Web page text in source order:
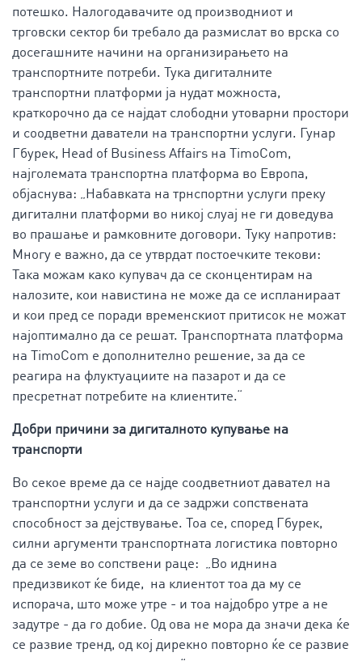
потешко. Налогодавачите од производниот и
трговски сектор би требало да размислат во врска со
досегашните начини на организирањето на
транспортните потреби. Тука дигиталните
транспортни платформи ја нудат можноста,
краткорочно да се најдат слободни утоварни простори
и соодветни даватели на транспортни услуги. Гунар
Гбурек, Head of Business Affairs на TimoCom,
најголемата транспортна платформа во Европа,
објаснува: „Набавката на трнспортни услуги преку
дигитални платформи во никој слуај не ги доведува
во прашање и рамковните договори. Туку напротив:
Многу е важно, да се утврдат постоечките текови:
Така можам како купувач да се сконцентирам на
налозите, кои навистина не може да се испланираат
и кои пред се поради временскиот притисок не можат
најоптимално да се решат. Транспортната платформа
на TimoCom е дополнително решение, за да се
реагира на флуктуациите на пазарот и да се
пресретнат потребите на клиентите.“
Добри причини за дигиталното купување на
транспорти
Во секое време да се најде соодветниот давател на
транспортни услуги и да се задржи сопствената
способност за дејствување. Тоа се, според Гбурек,
силни аргументи транспортната логистика повторно
да се земе во сопствени раце: „Во иднина
предизвикот ќе биде, на клиентот тоа да му се
испорача, што може утре - и тоа најдобро утре а не
задутре - да го добие. Од ова не мора да значи дека ќе
се развие тренд, од кој дирекно повторно ќе се развие